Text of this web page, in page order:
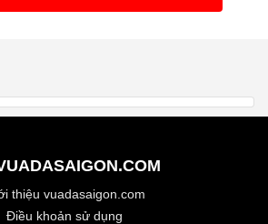
thiệu vuadasaigon.com
Điều khoản sử dụng